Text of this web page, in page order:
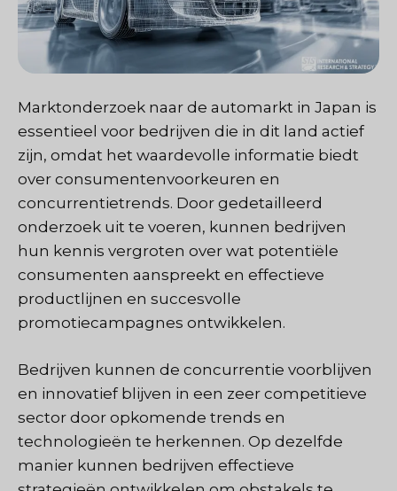
Marktonderzoek naar de automarkt in Japan is
essentieel voor bedrijven die in dit land actief
zijn, omdat het waardevolle informatie biedt
over consumentenvoorkeuren en
concurrentietrends. Door gedetailleerd
onderzoek uit te voeren, kunnen bedrijven
hun kennis vergroten over wat potentiële
consumenten aanspreekt en effectieve
productlijnen en succesvolle
promotiecampagnes ontwikkelen.
Bedrijven kunnen de concurrentie voorblijven
en innovatief blijven in een zeer competitieve
sector door opkomende trends en
technologieën te herkennen. Op dezelfde
manier kunnen bedrijven effectieve